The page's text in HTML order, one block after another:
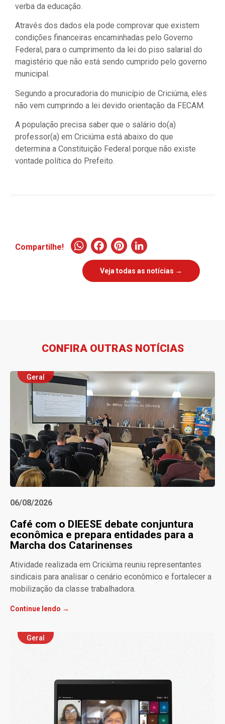
verba da educação.
Através dos dados ela pode comprovar que existem
condições financeiras encaminhadas pelo Governo
Federal, para o cumprimento da lei do piso salarial do
magistério que não está sendo cumprido pelo governo
municipal.
Segundo a procuradoria do município de Criciúma, eles
não vem cumprindo a lei devido orientação da FECAM.
A população precisa saber que o salário do(a)
professor(a) em Criciúma está abaixo do que
determina a Constituição Federal porque não existe
vontade política do Prefeito.
Compartilhe! WhatsApp
Facebook
Pinterest
Veja todas as notícias →
CONFIRA OUTRAS NOTÍCIAS
Geral
06/08/2026
Café com o DIEESE debate conjuntura
econômica e prepara entidades para a
Marcha dos Catarinenses
Atividade realizada em Criciúma reuniu representantes
sindicais para analisar o cenário econômico e fortalecer a
mobilização da classe trabalhadora.
Continue lendo →
Geral